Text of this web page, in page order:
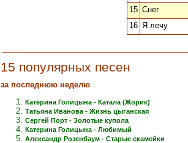
15 Снег
16 Я лечу
15 популярных песен
за последнюю неделю
Катерина Голицына - Катала (Жорик)
Татьяна Иванова - Жизнь цыганская
Сергей Порт - Золотые купола
Катерина Голицына - Любимый
Александр Розенбаум - Старые скамейки